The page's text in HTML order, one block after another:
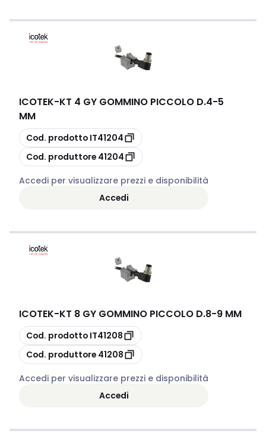
ICOTEK-KT 4 GY GOMMINO PICCOLO D.4-5
MM
copia
Cod. prodotto IT41204
copia
Cod. produttore 41204
Accedi per visualizzare prezzi e disponibilità
Accedi
ICOTEK-KT 8 GY GOMMINO PICCOLO D.8-9 MM
copia
Cod. prodotto IT41208
copia
Cod. produttore 41208
Accedi per visualizzare prezzi e disponibilità
Accedi